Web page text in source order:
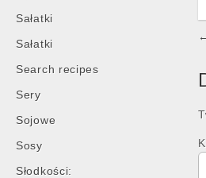
Sałatki
Sałatki
Search recipes
Sery
Sojowe
Sosy
Słodkości: